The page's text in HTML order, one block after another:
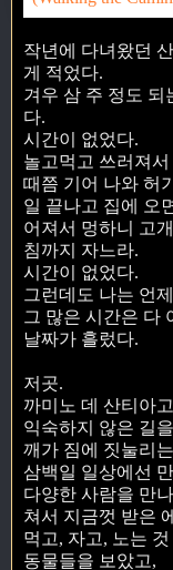
작년에 다녀왔던
게 적었다.
겨우 삼 주 정도 되
다.
시간이 없었다.
놀고먹고 쓰러져
때쯤 기어 나와 허
일 끝나고 집에 오
어져서 멍하니 고
침까지 자느라.
시간이 없었다.
그런데도 나는 언
그 많은 시간은 다
날짜가 흘렀다.
저곳.
까미노 데 산티아
익숙하지 않은 길
깨가 짐에 짓눌리
삼백일 일상에선
다양한 사람을 만
쳐서 지금껏 받은
먹고, 자고, 노는
동물들을 보았고,